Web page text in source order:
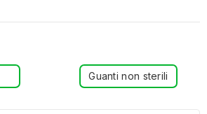
Guanti non sterili